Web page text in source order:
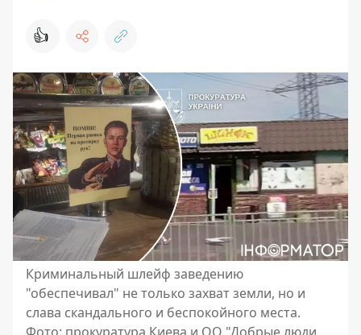
👍
Криминальный шлейф заведению
"обеспечивал" не только захват земли, но и
слава скандального и беспокойного места.